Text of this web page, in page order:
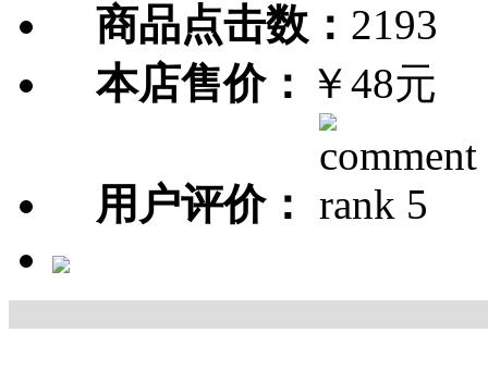
商品点击数： 2193
本店售价： ￥48元
用户评价：